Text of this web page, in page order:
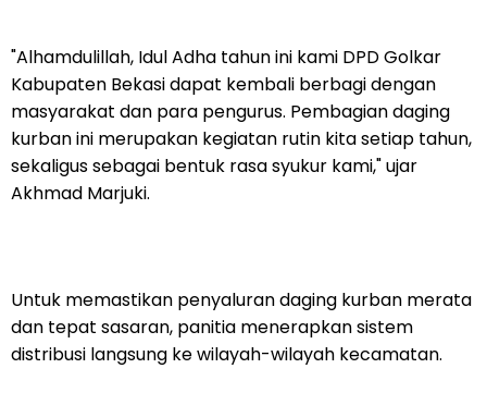
"Alhamdulillah, Idul Adha tahun ini kami DPD Golkar
Kabupaten Bekasi dapat kembali berbagi dengan
masyarakat dan para pengurus. Pembagian daging
kurban ini merupakan kegiatan rutin kita setiap tahun,
sekaligus sebagai bentuk rasa syukur kami," ujar
Akhmad Marjuki.
Untuk memastikan penyaluran daging kurban merata
dan tepat sasaran, panitia menerapkan sistem
distribusi langsung ke wilayah-wilayah kecamatan.